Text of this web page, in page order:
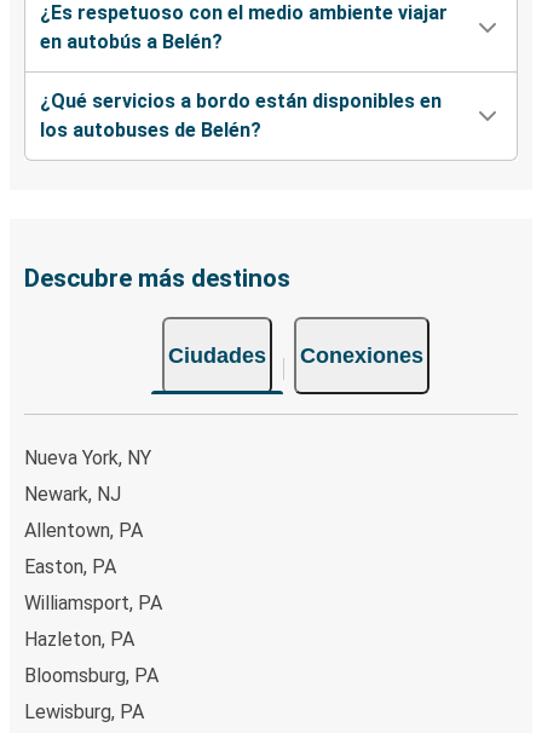
¿Es respetuoso con el medio ambiente viajar
en autobús a Belén?
¿Qué servicios a bordo están disponibles en
los autobuses de Belén?
Descubre más destinos
Ciudades Conexiones
Nueva York, NY
Newark, NJ
Allentown, PA
Easton, PA
Williamsport, PA
Hazleton, PA
Bloomsburg, PA
Lewisburg, PA